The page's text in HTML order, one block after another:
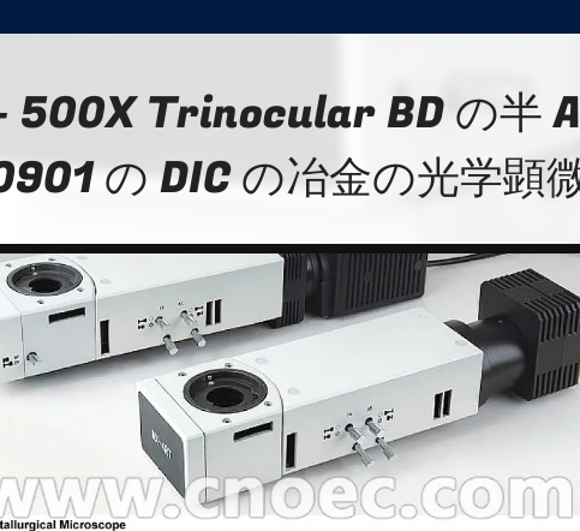
500X Trinocular BD の半
の DIC の冶金の光学顕